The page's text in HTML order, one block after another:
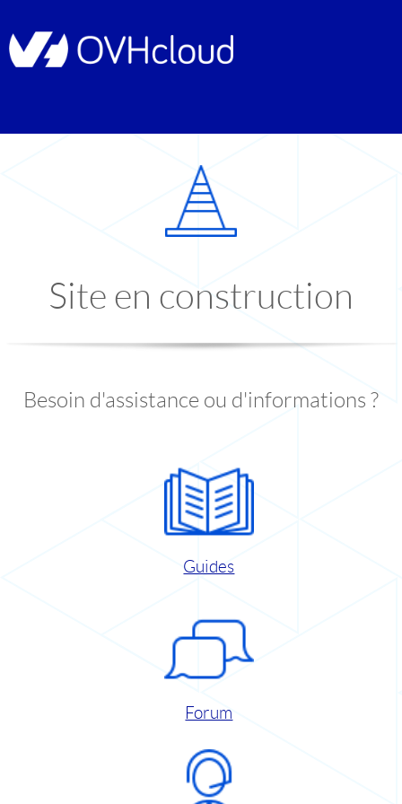
Site en construction
Besoin d'assistance ou d'informations ?
Guides
Forum